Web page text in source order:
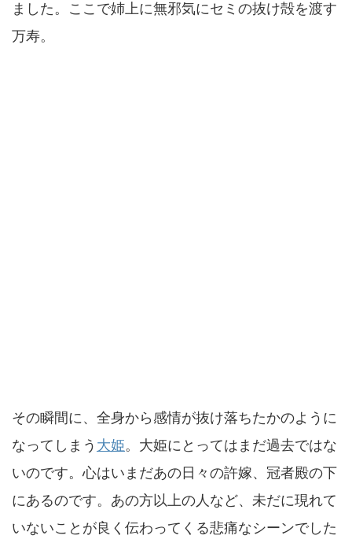
ました。ここで姉上に無邪気にセミの抜け殻を渡す
万寿。
その瞬間に、全身から感情が抜け落ちたかのように
なってしまう 大姫。大姫にとってはまだ過去ではな
いのです。心はいまだあの日々の許嫁、冠者殿の下
にあるのです。あの方以上の人など、未だに現れて
いないことが良く伝わってくる悲痛なシーンでした